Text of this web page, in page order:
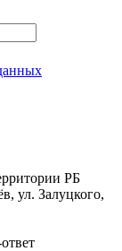
РБ
ул. Залуцкого,